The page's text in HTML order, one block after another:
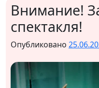
Внимание!
спектакля!
Опубликовано